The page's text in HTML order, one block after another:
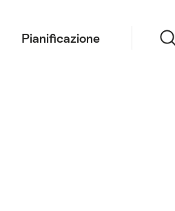
Pianificazione